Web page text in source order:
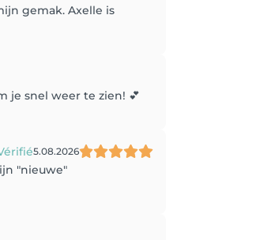
gemak. Axelle is
je snel weer te zien! 💕
5.08.2026
"nieuwe"